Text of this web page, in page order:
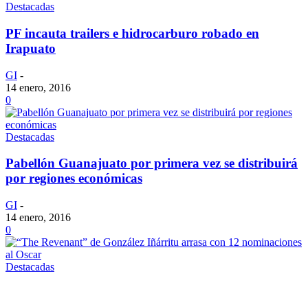
Destacadas
PF incauta trailers e hidrocarburo robado en
Irapuato
GI -
14 enero, 2016
0
Destacadas
Pabellón Guanajuato por primera vez se distribuirá
por regiones económicas
GI -
14 enero, 2016
0
Destacadas